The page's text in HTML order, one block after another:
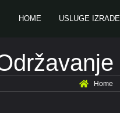
HOME USLUGE IZRADE
Home